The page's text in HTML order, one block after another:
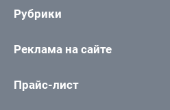
Рубрики
Реклама на сайте
Прайс-лист